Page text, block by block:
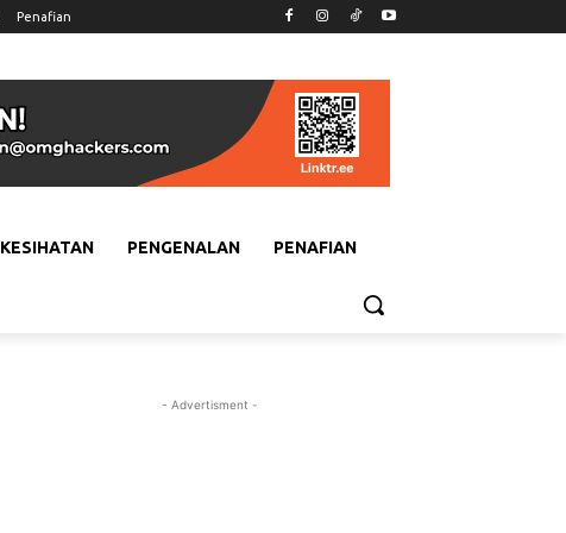
Penafian
KESIHATAN PENGENALAN PENAFIAN
- Advertisment -